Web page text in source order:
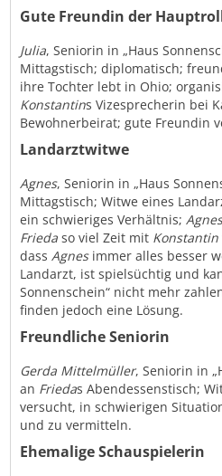
Gute Freundin der
Julia, Seniorin in „Haus
Mittagstisch; diplomatisch;
ihre Tochter lebt in Ohio;
Konstantins Vizesprecherin bei
Bewohnerbeirat; gute Freundin
Landarztwitwe
Agnes, Seniorin in „Haus
Mittagstisch; Witwe eines
ein schwieriges Verhältnis;
Frieda so viel Zeit mit Konstantin
dassAgnesimmer alles besser
Landarzt, ist spielsüchtig und
Sonnenschein“ nicht mehr
finden jedoch eine Lösung.
Freundliche Seniorin
Gerda Mittelmüller, Seniorin in
an Friedas Abendessenstisch;
versucht, in schwierigen
und zu vermitteln.
Ehemalige Schauspielerin